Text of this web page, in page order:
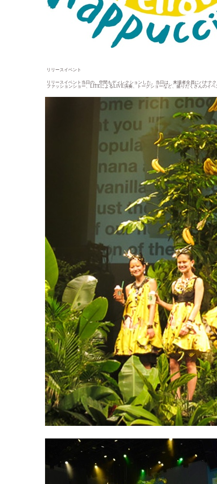
リリースイベント
リリースイベント当日の、空間もディレクションした。当日は、来場者全員にバナナ
ファッションショー、LITEによるLIVE演奏、トークショーなど、盛りだくさんのイベ